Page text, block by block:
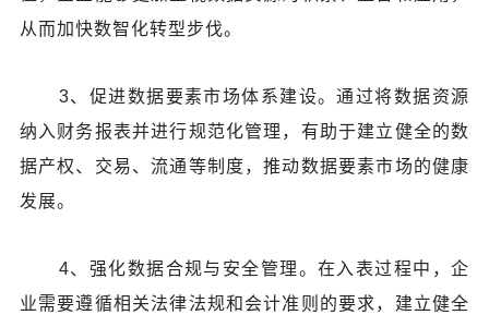
从而加快数智化转型步伐。
3、促进数据要素市场体系建设。通过将数据资源
纳入财务报表并进行规范化管理，有助于建立健全的数
据产权、交易、流通等制度，推动数据要素市场的健康
发展。
4、强化数据合规与安全管理。在入表过程中，企
业需要遵循相关法律法规和会计准则的要求，建立健全